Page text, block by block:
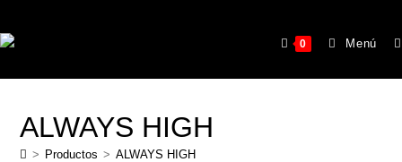
0 Menú
ALWAYS HIGH
> Productos > ALWAYS HIGH